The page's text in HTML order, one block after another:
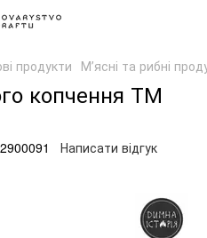
продукти Мʼясні та рибні
копчення ТМ
2900091 Написати відгук